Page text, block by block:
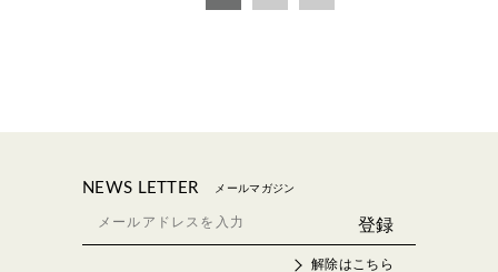
NEWS LETTER メールマガジン
解除はこちら